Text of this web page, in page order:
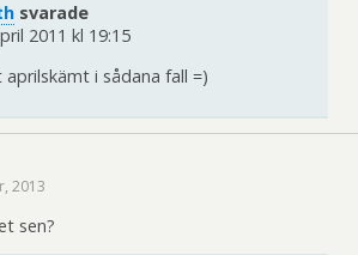
svarade
2011 kl 19:15
i sådana fall =)
2013
sen?